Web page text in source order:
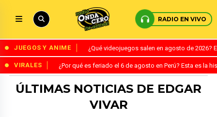
RADIO EN VIVO
JUEGOS Y ANIME ¿Qué videojuegos salen en agosto de
VIRALES ¿Por qué es feriado el 6 de agosto en Perú? Esta es la
ÚLTIMAS NOTICIAS DE EDGAR
VIVAR